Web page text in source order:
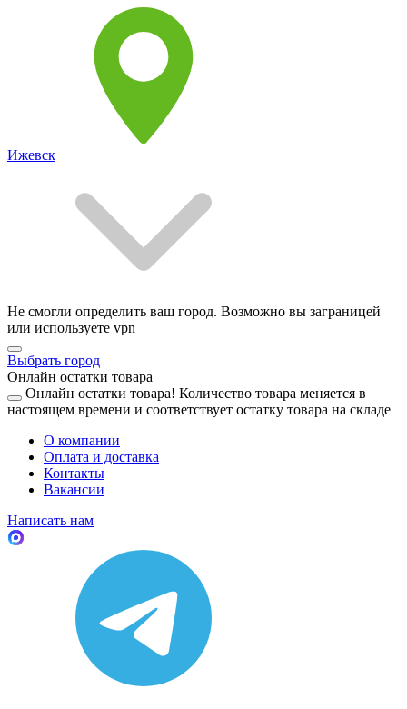
Ижевск
Не смогли определить ваш город. Возможно вы заграницей
или используете vpn
Выбрать город
Онлайн остатки товара
Онлайн остатки товара! Количество товара меняется в
настоящем времени и соответствует остатку товара на складе
О компании
Оплата и доставка
Контакты
Вакансии
Написать нам